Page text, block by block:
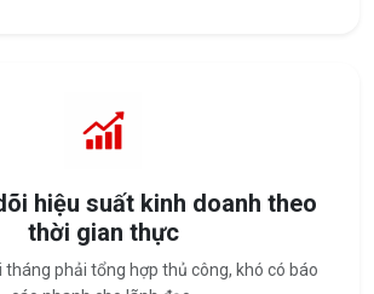
hiệu suất kinh doanh theo
thời gian thực
phải tổng hợp thủ công, khó có báo